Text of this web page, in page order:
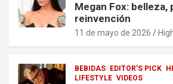
Megan Fox: belleza,
reinvención
11 de mayo de 2026
BEBIDAS EDITOR'S PICK
LIFESTYLE VIDEOS